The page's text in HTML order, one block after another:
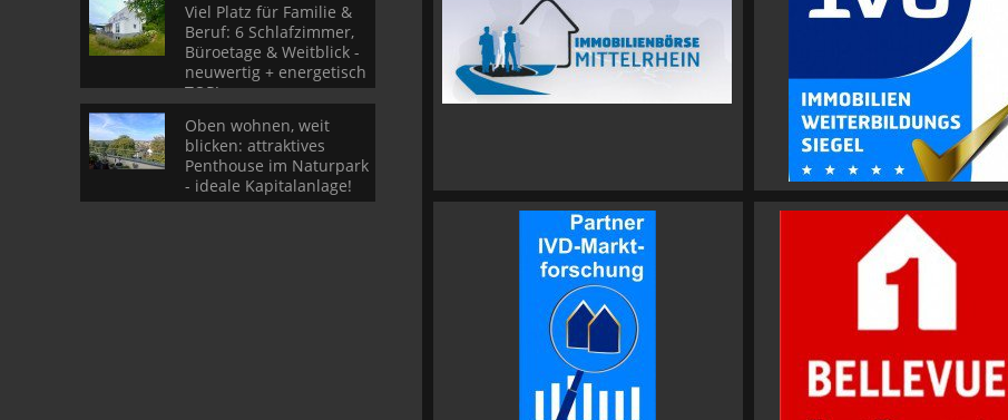
Viel Platz für Familie &
Beruf: 6 Schlafzimmer,
Büroetage & Weitblick -
neuwertig + energetisch
TOP!
Oben wohnen, weit
blicken: attraktives
Penthouse im Naturpark
- ideale Kapitalanlage!